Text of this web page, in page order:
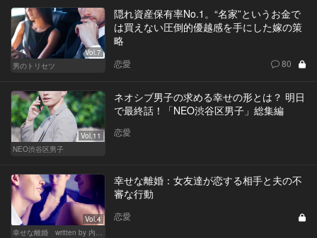
Vol.7
男のトリセツ
隠れ資産保有率No.1。“名家”というお金で
は買えない圧倒的優越感を手にした嫁の策
略
恋愛 80
Vol.11
NEO渋谷区男子
ネオシブ男子の求める幸せの形とは？ 明日
で最終話！「NEO渋谷区男子」総集編
恋愛
Vol.4
幸せな離婚 written by 内埜さくら
幸せな離婚：女友達が恋する相手と夫の不
審な行動
恋愛